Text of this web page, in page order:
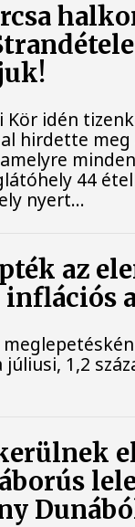
Kör idén
hirdette meg
44
nyert...
az
júliusi, 1,2